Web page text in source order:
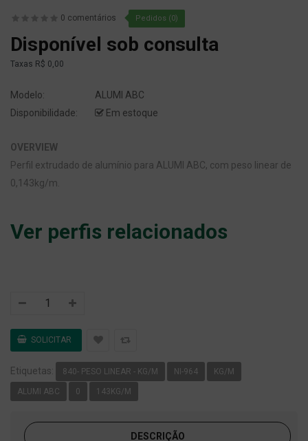
0 comentários Pedidos (0)
Disponível sob consulta
Taxas R$ 0,00
Modelo:
ALUMI ABC
Disponibilidade:
Em estoque
OVERVIEW
Perfil extrudado de alumínio para ALUMI ABC, com peso linear de
0,143kg/m.
Ver perfis relacionados
Etiquetas: 840- PESO LINEAR - KG/M NI-964 KG/M
ALUMI ABC 0 143KG/M
DESCRIÇÃO